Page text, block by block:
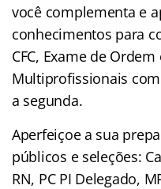
você complementa e
conhecimentos para
CFC, Exame de
Multiprofissionais
a segunda.
Aperfeiçoe a sua
públicos e seleções:
RN, PC PI Delegado,